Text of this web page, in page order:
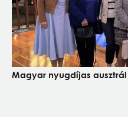
Magyar nyugdíjas